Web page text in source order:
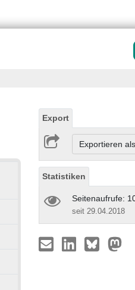
Export
Exportieren
Statistiken
Seitenaufrufe:
seit 29.04.2018